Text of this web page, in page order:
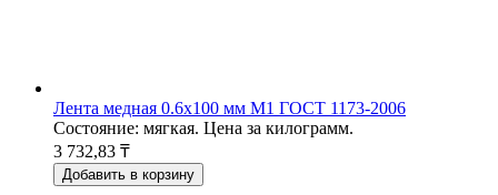
Лента медная 0.6x100 мм М1 ГОСТ 1173-2006
Состояние: мягкая. Цена за килограмм.
3 732,83 ₸
Добавить в корзину